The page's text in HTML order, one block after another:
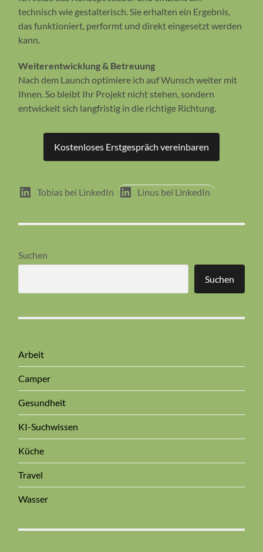
technisch wie gestalterisch. Sie erhalten ein Ergebnis,
das funktioniert, performt und direkt eingesetzt werden
kann.
Weiterentwicklung & Betreuung
Nach dem Launch optimiere ich auf Wunsch weiter mit
Ihnen. So bleibt Ihr Projekt nicht stehen, sondern
entwickelt sich langfristig in die richtige Richtung.
Kostenloses Erstgespräch vereinbaren
Tobias bei LinkedIn Linus bei LinkedIn
Suchen
Suchen
Arbeit
Camper
Gesundheit
KI-Suchwissen
Küche
Travel
Wasser